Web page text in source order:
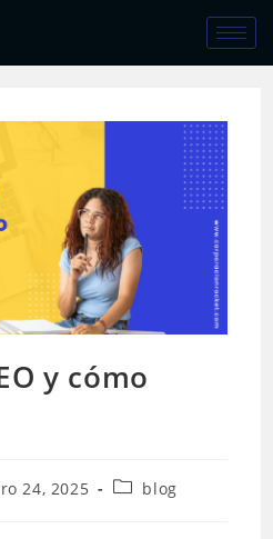
y cómo
24, 2025 blog